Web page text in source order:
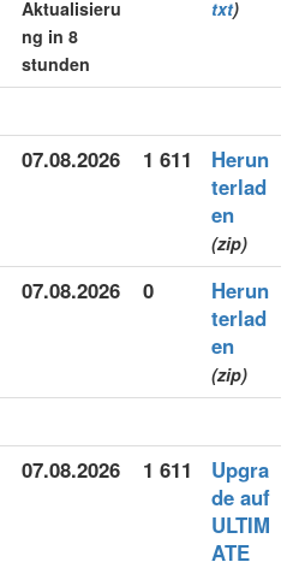
Aktualisieru
ng in 8
stunden
txt)
07.08.2026 1 611
Herun
terlad
en
(zip)
07.08.2026 0
Herun
terlad
en
(zip)
07.08.2026 1 611
Upgra
de auf
ULTIM
ATE